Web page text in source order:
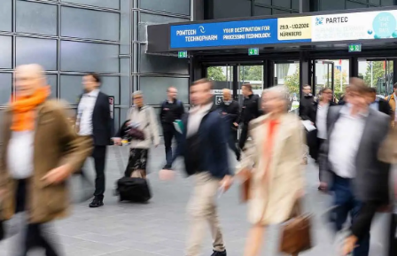
Jetzt Aussteller
werden
News
abonnieren
DE
search